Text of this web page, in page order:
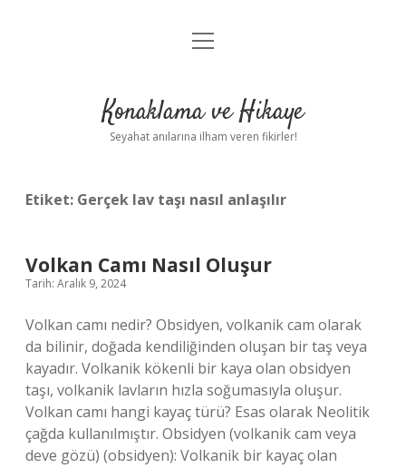
Anasayfa
Yasal Uyarı
menüyü
Konaklama ve Hikaye
Seyahat anılarına ilham veren fikirler!
Etiket: Gerçek lav taşı nasıl anlaşılır
Volkan Camı Nasıl Oluşur
Tarih: Aralık 9, 2024
Volkan camı nedir? Obsidyen, volkanik cam olarak
da bilinir, doğada kendiliğinden oluşan bir taş veya
kayadır. Volkanik kökenli bir kaya olan obsidyen
taşı, volkanik lavların hızla soğumasıyla oluşur.
Volkan camı hangi kayaç türü? Esas olarak Neolitik
çağda kullanılmıştır. Obsidyen (volkanik cam veya
deve gözü) (obsidyen): Volkanik bir kayaç olan